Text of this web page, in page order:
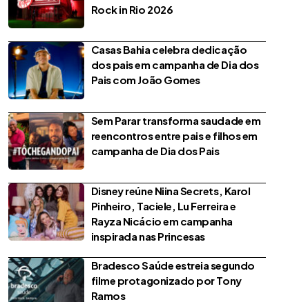
Rock in Rio 2026
Casas Bahia celebra dedicação
dos pais em campanha de Dia dos
Pais com João Gomes
Sem Parar transforma saudade em
reencontros entre pais e filhos em
campanha de Dia dos Pais
Disney reúne Niina Secrets, Karol
Pinheiro, Taciele, Lu Ferreira e
Rayza Nicácio em campanha
inspirada nas Princesas
Bradesco Saúde estreia segundo
filme protagonizado por Tony
Ramos